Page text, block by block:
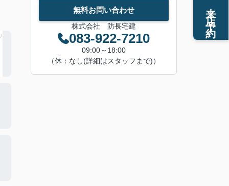
無料お問い合わせ
株式会社 防長宅建
083-922-7210
09:00～18:00
（休：なし(詳細はスタッフまで)）
来店予約